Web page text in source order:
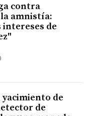
contra
amnistía:
intereses de
de
de